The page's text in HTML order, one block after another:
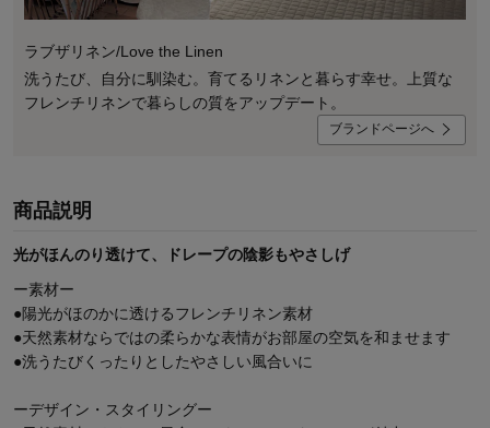
ラブザリネン/Love the Linen
洗うたび、自分に馴染む。育てるリネンと暮らす幸せ。上質な
フレンチリネンで暮らしの質をアップデート。
ブランドページへ
商品説明
光がほんのり透けて、ドレープの陰影もやさしげ
ー素材ー
●陽光がほのかに透けるフレンチリネン素材
●天然素材ならではの柔らかな表情がお部屋の空気を和ませます
●洗うたびくったりとしたやさしい風合いに
ーデザイン・スタイリングー